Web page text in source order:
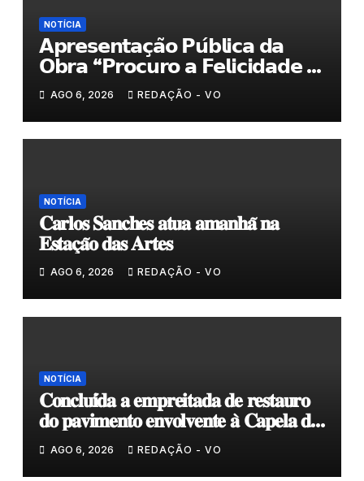
NOTÍCIA
𝗔𝗽𝗿𝗲𝘀𝗲𝗻𝘁𝗮𝗰̧𝗮̃𝗼 𝗣𝘂́𝗯𝗹𝗶𝗰𝗮 𝗱𝗮
𝗢𝗯𝗿𝗮 “𝗣𝗿𝗼𝗰𝘂𝗿𝗼 𝗮 𝗙𝗲𝗹𝗶𝗰𝗶𝗱𝗮𝗱𝗲 𝗲
𝗲𝗹𝗮 𝗺𝗼𝗿𝗮 𝗰𝗼𝗺𝗶𝗴𝗼”
AGO 6, 2026 REDAÇÃO - VO
NOTÍCIA
𝐂𝐚𝐫𝐥𝐨𝐬 𝐒𝐚𝐧𝐜𝐡𝐞𝐬 𝐚𝐭𝐮𝐚 𝐚𝐦𝐚𝐧𝐡𝐚̃ 𝐧𝐚
𝐄𝐬𝐭𝐚𝐜̧𝐚̃𝐨 𝐝𝐚𝐬 𝐀𝐫𝐭𝐞𝐬
AGO 6, 2026 REDAÇÃO - VO
NOTÍCIA
𝐂𝐨𝐧𝐜𝐥𝐮𝐢́𝐝𝐚 𝐚 𝐞𝐦𝐩𝐫𝐞𝐢𝐭𝐚𝐝𝐚 𝐝𝐞 𝐫𝐞𝐬𝐭𝐚𝐮𝐫𝐨
𝐝𝐨 𝐩𝐚𝐯𝐢𝐦𝐞𝐧𝐭𝐨 𝐞𝐧𝐯𝐨𝐥𝐯𝐞𝐧𝐭𝐞 𝐚̀ 𝐂𝐚𝐩𝐞𝐥𝐚 𝐝𝐞
𝐂𝐨𝐯𝐚𝐬
AGO 6, 2026 REDAÇÃO - VO